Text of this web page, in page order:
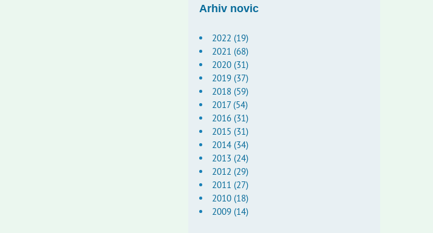
Arhiv novic
2022 (19)
2021 (68)
2020 (31)
2019 (37)
2018 (59)
2017 (54)
2016 (31)
2015 (31)
2014 (34)
2013 (24)
2012 (29)
2011 (27)
2010 (18)
2009 (14)